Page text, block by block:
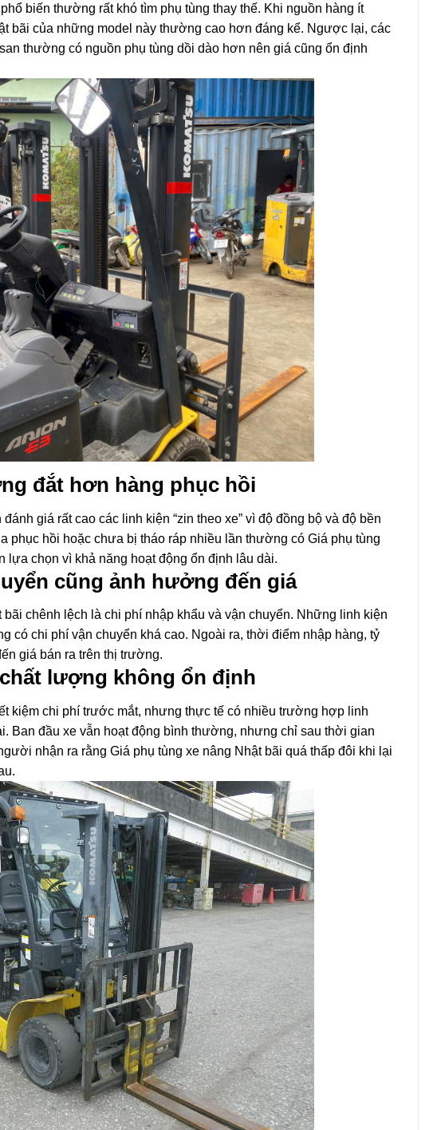
biến thường rất khó tìm phụ tùng thay thế. Khi nguồn hàng ít
bãi của những model này thường cao hơn đáng kể. Ngược lại, các
thường có nguồn phụ tùng dồi dào hơn nên giá cũng ổn định
đắt hơn hàng phục hồi
giá rất cao các linh kiện “zin theo xe” vì độ đồng bộ và độ bền
hồi hoặc chưa bị tháo ráp nhiều lần thường có Giá phụ tùng
chọn vì khả năng hoạt động ổn định lâu dài.
cũng ảnh hưởng đến giá
chênh lệch là chi phí nhập khẩu và vận chuyển. Những linh kiện
có chi phí vận chuyển khá cao. Ngoài ra, thời điểm nhập hàng, tỷ
giá bán ra trên thị trường.
lượng không ổn định
kiệm chi phí trước mắt, nhưng thực tế có nhiều trường hợp linh
Ban đầu xe vẫn hoạt động bình thường, nhưng chỉ sau thời gian
nhận ra rằng Giá phụ tùng xe nâng Nhật bãi quá thấp đôi khi lại